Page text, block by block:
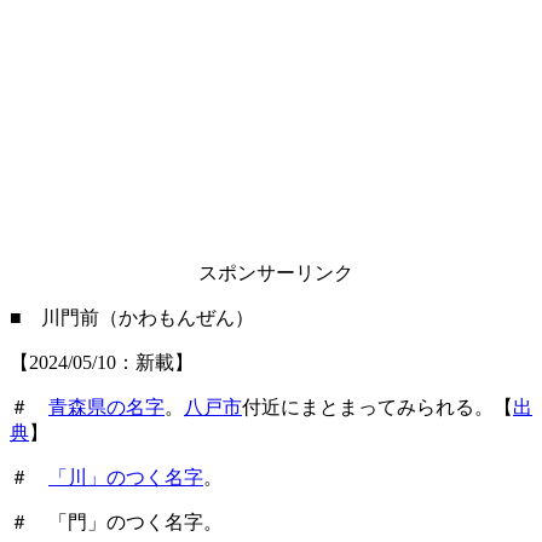
スポンサーリンク
■ 川門前（かわもんぜん）
【2024/05/10：新載】
＃ 青森県の名字。 八戸市付近にまとまってみられる。【 出
典】
＃ 「川」のつく名字。
＃ 「門」のつく名字。